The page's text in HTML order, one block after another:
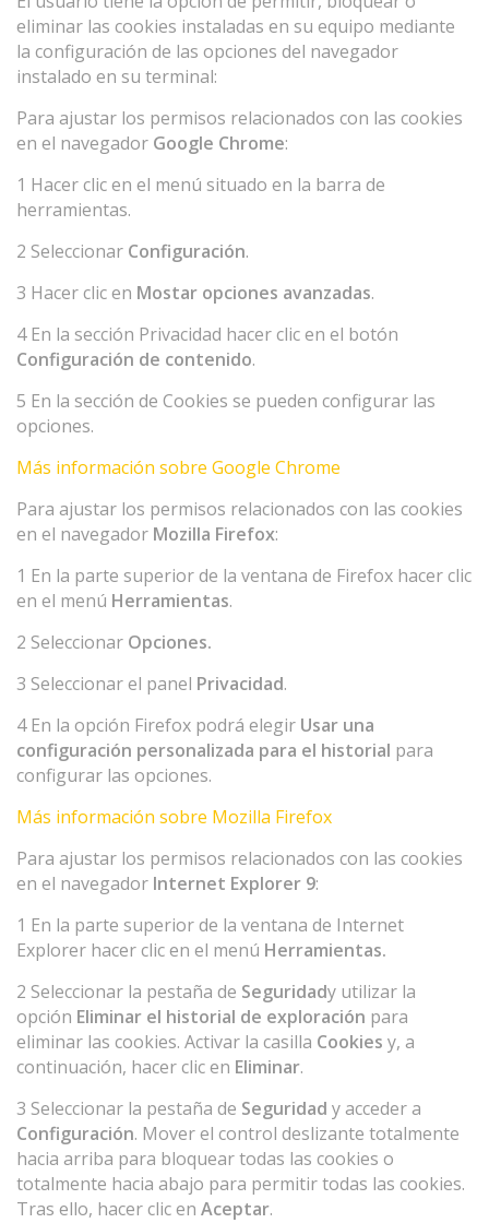
eliminar las cookies instaladas en su equipo mediante
la configuración de las opciones del navegador
instalado en su terminal:
Para ajustar los permisos relacionados con las cookies
en el navegador Google Chrome:
1 Hacer clic en el menú situado en la barra de
herramientas.
2 Seleccionar Configuración.
3 Hacer clic en Mostar opciones avanzadas.
4 En la sección Privacidad hacer clic en el botón
Configuración de contenido.
5 En la sección de Cookies se pueden configurar las
opciones.
Más información sobre Google Chrome
Para ajustar los permisos relacionados con las cookies
en el navegador Mozilla Firefox:
1 En la parte superior de la ventana de Firefox hacer clic
en el menú Herramientas.
2 Seleccionar Opciones.
3 Seleccionar el panel Privacidad.
4 En la opción Firefox podrá elegir Usar una
configuración personalizada para el historial para
configurar las opciones.
Más información sobre Mozilla Firefox
Para ajustar los permisos relacionados con las cookies
en el navegador Internet Explorer 9:
1 En la parte superior de la ventana de Internet
Explorer hacer clic en el menú Herramientas.
2 Seleccionar la pestaña de Seguridady utilizar la
opción Eliminar el historial de exploración para
eliminar las cookies. Activar la casilla Cookies y, a
continuación, hacer clic en Eliminar.
3 Seleccionar la pestaña de Seguridad y acceder a
Configuración. Mover el control deslizante totalmente
hacia arriba para bloquear todas las cookies o
totalmente hacia abajo para permitir todas las cookies.
Tras ello, hacer clic en Aceptar.